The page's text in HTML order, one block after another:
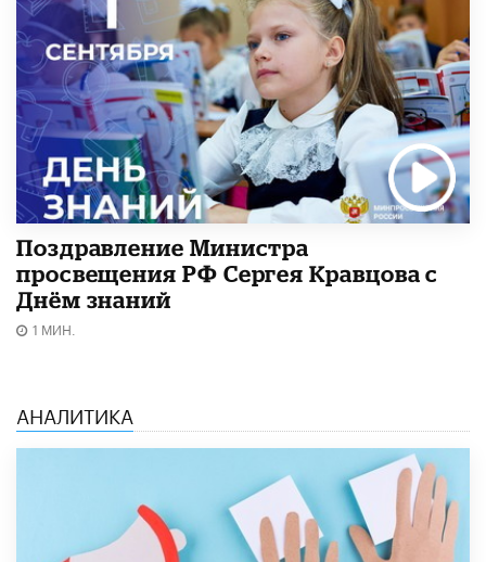
Поздравление Министра
просвещения РФ Сергея Кравцова с
Днём знаний
1 МИН.
АНАЛИТИКА